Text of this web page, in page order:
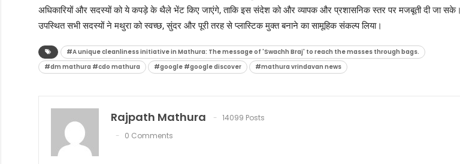
अधिकारियों और सदस्यों को ये कपड़े के थैले भेंट किए जाएंगे, ताकि इस संदेश को और व्यापक और प्रशासनिक स्तर पर मजबूती दी जा
उपस्थित सभी सदस्यों ने मथुरा को स्वच्छ, सुंदर और पूरी तरह से प्लास्टिक मुक्त बनाने का सामूहिक संकल्प लिया।
#A unique cleanliness initiative in Mathura: The message of 'Swachh Braj' to reach the masses through bags.
#dm mathura #cdo mathura
#google #google discover #mathura vrindavan news
Rajpath Mathura
14099 Posts
0 Comments